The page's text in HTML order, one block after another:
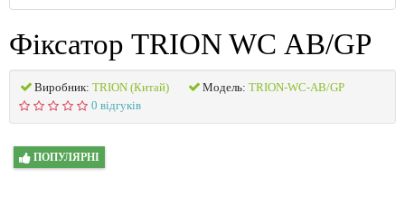
Фіксатор TRION WC АВ/GP
Виробник: TRION (Китай) Модель: TRION-WC-АВ/GP
0 відгуків
ПОПУЛЯРНІ